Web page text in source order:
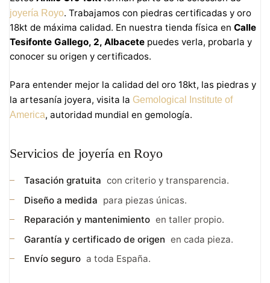
joyería Royo. Trabajamos con piedras certificadas y oro
18kt de máxima calidad. En nuestra tienda física en Calle
Tesifonte Gallego, 2, Albacete puedes verla, probarla y
conocer su origen y certificados.
Para entender mejor la calidad del oro 18kt, las piedras y
la artesanía joyera, visita la Gemological Institute of
America, autoridad mundial en gemología.
Servicios de joyería en Royo
Tasación gratuita con criterio y transparencia.
Diseño a medida para piezas únicas.
Reparación y mantenimiento en taller propio.
Garantía y certificado de origen en cada pieza.
Envío seguro a toda España.